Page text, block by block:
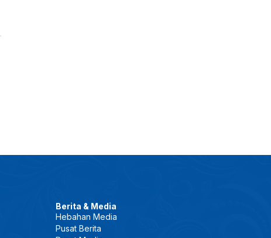
Berita & Media
Hebahan Media
Pusat Berita